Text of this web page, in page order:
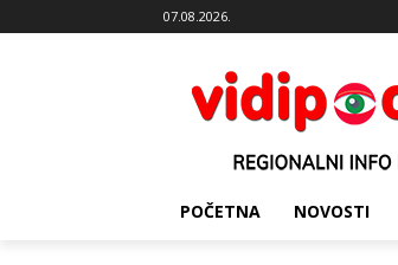
07.08.2026.
POČETNA NOVOSTI